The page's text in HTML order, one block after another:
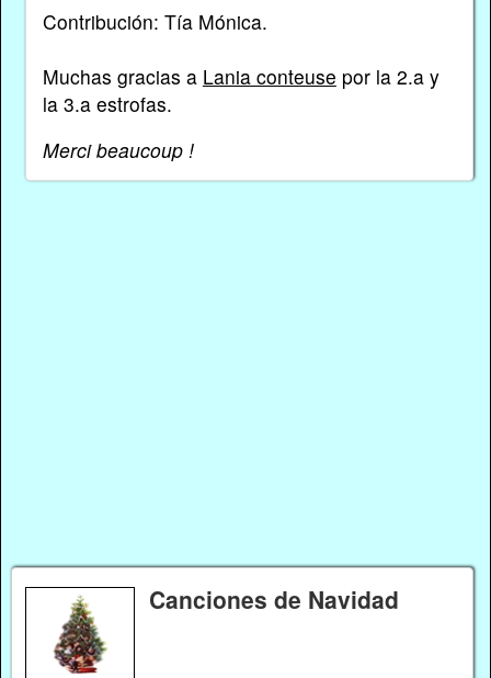
Contribución: Tía Mónica.
Muchas gracias a Lania conteuse por la 2.a y
la 3.a estrofas.
Merci beaucoup !
Canciones de Navidad